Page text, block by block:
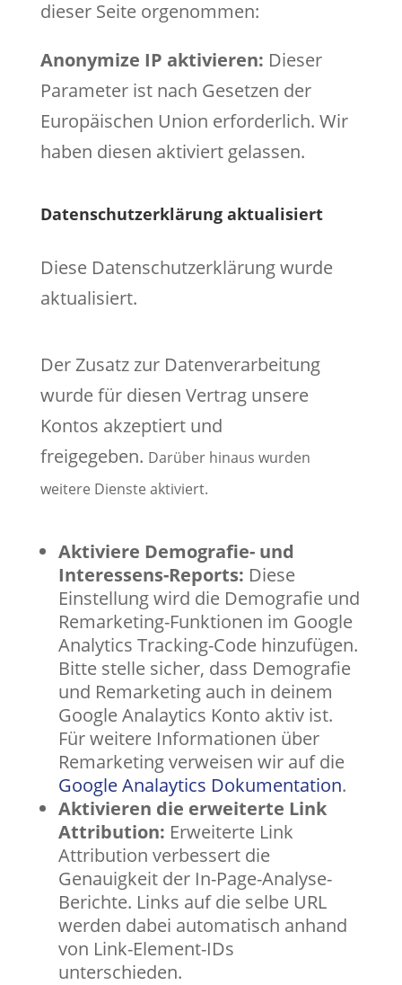
dieser Seite orgenommen:
Anonymize IP aktivieren: Dieser
Parameter ist nach Gesetzen der
Europäischen Union erforderlich. Wir
haben diesen aktiviert gelassen.
Datenschutzerklärung aktualisiert
Diese Datenschutzerklärung wurde
aktualisiert.
Der Zusatz zur Datenverarbeitung
wurde für diesen Vertrag unsere
Kontos akzeptiert und
freigegeben. Darüber hinaus wurden
weitere Dienste aktiviert.
Aktiviere Demografie- und
Interessens-Reports: Diese
Einstellung wird die Demografie und
Remarketing-Funktionen im Google
Analytics Tracking-Code hinzufügen.
Bitte stelle sicher, dass Demografie
und Remarketing auch in deinem
Google Analaytics Konto aktiv ist.
Für weitere Informationen über
Remarketing verweisen wir auf die
Google Analaytics Dokumentation.
Aktivieren die erweiterte Link
Attribution: Erweiterte Link
Attribution verbessert die
Genauigkeit der In-Page-Analyse-
Berichte. Links auf die selbe URL
werden dabei automatisch anhand
von Link-Element-IDs
unterschieden.